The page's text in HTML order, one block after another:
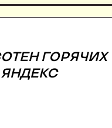
ГОРЯЧИХ